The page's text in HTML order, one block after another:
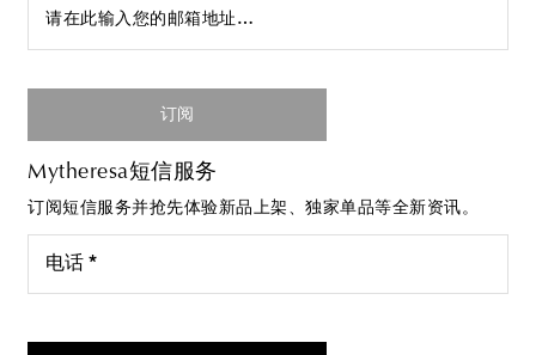
请在此输入您的邮箱地址…
订阅
Mytheresa短信服务
订阅短信服务并抢先体验新品上架、独家单品等全新资讯。
电话 *